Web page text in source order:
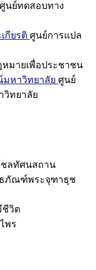
ศูนย์ทดสอบทาง
กียรติ ศูนย์การแปล
มายเพื่อประชาชน
มหาวิทยาลัย ศูนย์
วิทยาลัย
ลทัศนสถาน
ภัณฑ์พระจุฑาธุช
วิต
พร